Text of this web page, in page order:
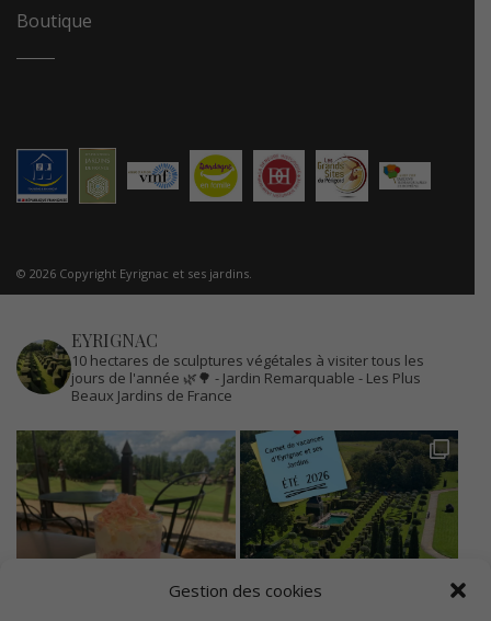
Gestion des cookies
Boutique
© 2026 Copyright Eyrignac et ses jardins.
EYRIGNAC
10 hectares de sculptures végétales à visiter tous les
jours de l'année 🌿🌳 - Jardin Remarquable - Les Plus
Beaux Jardins de France